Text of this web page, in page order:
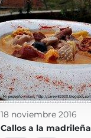
18 noviembre 2016
Callos a la madrileña